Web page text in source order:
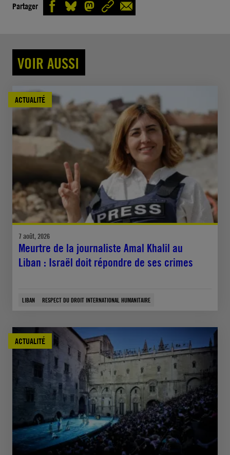
Partager
VOIR AUSSI
ACTUALITÉ
7 août, 2026
Meurtre de la journaliste Amal Khalil au
Liban : Israël doit répondre de ses crimes
LIBAN RESPECT DU DROIT INTERNATIONAL HUMANITAIRE
ACTUALITÉ